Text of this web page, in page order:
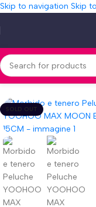
Skip to navigation Skip
»Morbido e tenero
SOLD OUT